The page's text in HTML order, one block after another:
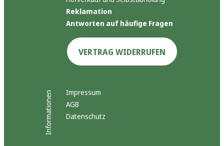
Reklamation
Antworten auf häufige Fragen
VERTRAG WIDERRUFEN
Informationen
Impressum
AGB
Datenschutz